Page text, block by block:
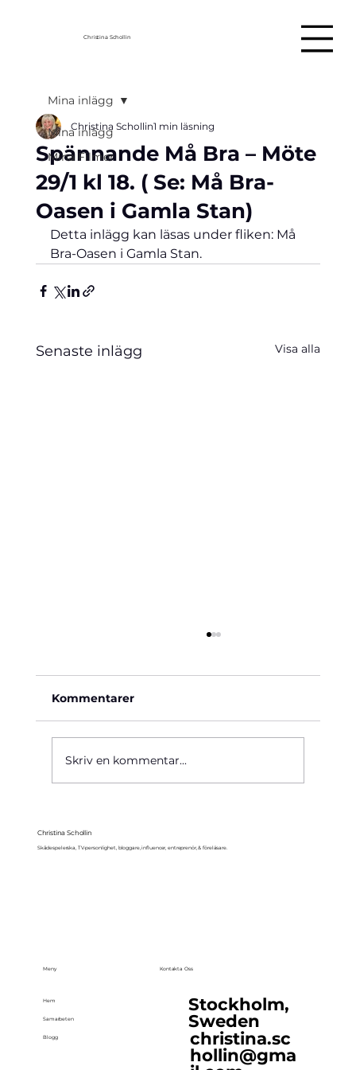
Christina Schollin
Mina inlägg
Mina Filmer
Mina inlägg
Spännande Må Bra – Möte
29/1 kl 18. ( Se: Må Bra-
Oasen i Gamla Stan)
Christina Schollin1 min läsning
Detta inlägg kan läsas under fliken: Må
Bra-Oasen i Gamla Stan.
Senaste inlägg Visa alla
Kommentarer
Skriv en kommentar...
Christina Schollin
Skådespelerska, TV-personlighet, bloggare, influencer, entreprenör, & föreläsare.
Meny
Hem
Samarbeten
Blogg
Kontakta Oss
Stockholm,
Sweden
christina.sc
hollin@gma